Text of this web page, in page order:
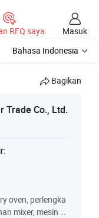
RFQ saya
Masuk
Bahasa Indonesia
Bagikan
Trade Co., Ltd.
oven, perlengka
mixer, mesin pe